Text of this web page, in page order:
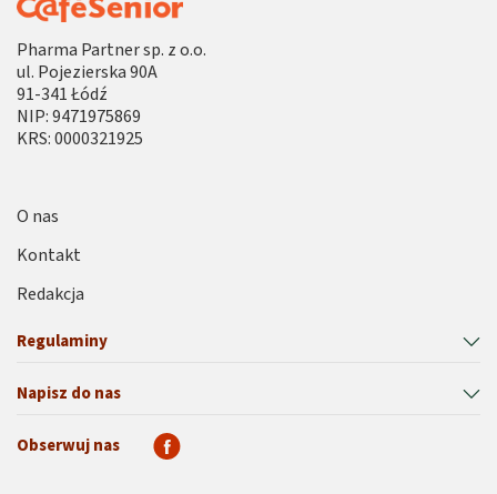
Pharma Partner sp. z o.o.
ul. Pojezierska 90A
91-341 Łódź
NIP: 9471975869
KRS: 0000321925
Regulaminy
Napisz do nas
O nas
Kontakt
Redakcja
Obserwuj nas